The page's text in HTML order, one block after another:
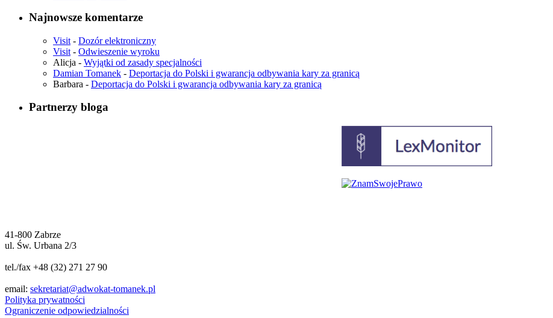
Najnowsze komentarze
Visit - Dozór elektroniczny
Visit - Odwieszenie wyroku
Alicja - Wyjątki od zasady specjalności
Damian Tomanek - Deportacja do Polski i gwarancja odbywania kary za granicą
Barbara - Deportacja do Polski i gwarancja odbywania kary za granicą
Partnerzy bloga
41-800 Zabrze
ul. Św. Urbana 2/3
tel./fax +48 (32) 271 27 90
email: sekretariat@adwokat-tomanek.pl
Polityka prywatności
Ograniczenie odpowiedzialności